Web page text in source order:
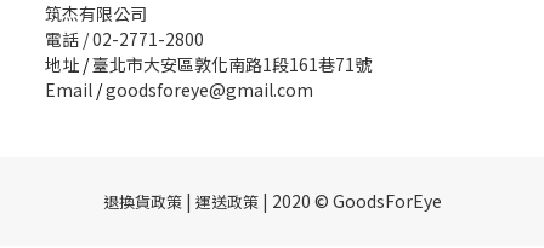
筑杰有限公司
電話 / 02-2771-2800
地址 /臺北市大安區敦化南路1段161巷71號
Email /goodsforeye@gmail.com
退換貨政策| 運送政策| 2020 © GoodsForEye